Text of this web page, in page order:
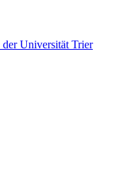
der Universität Trier